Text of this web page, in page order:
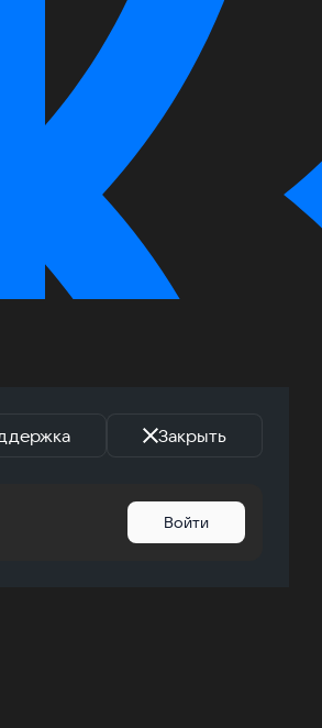
Закрыть
Войти